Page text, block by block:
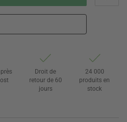
Droit de
retour de 60
jours
24 000
produits en
stock